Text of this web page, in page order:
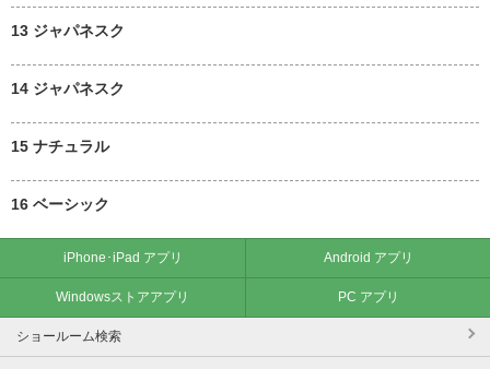
13 ジャパネスク
14 ジャパネスク
15 ナチュラル
16 ベーシック
iPhone･iPad アプリ Android アプリ
Windowsストアアプリ PC アプリ
ショールーム検索